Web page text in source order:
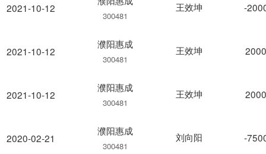
2021-10-12
2021-10-12
2021-10-12
2020-02-21
300481
王效坤 -
濮阳惠成
300481
王效坤
濮阳惠成
300481
王效坤
濮阳惠成
300481
刘向阳 -